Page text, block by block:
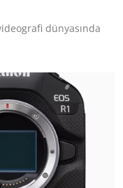
dünyasında